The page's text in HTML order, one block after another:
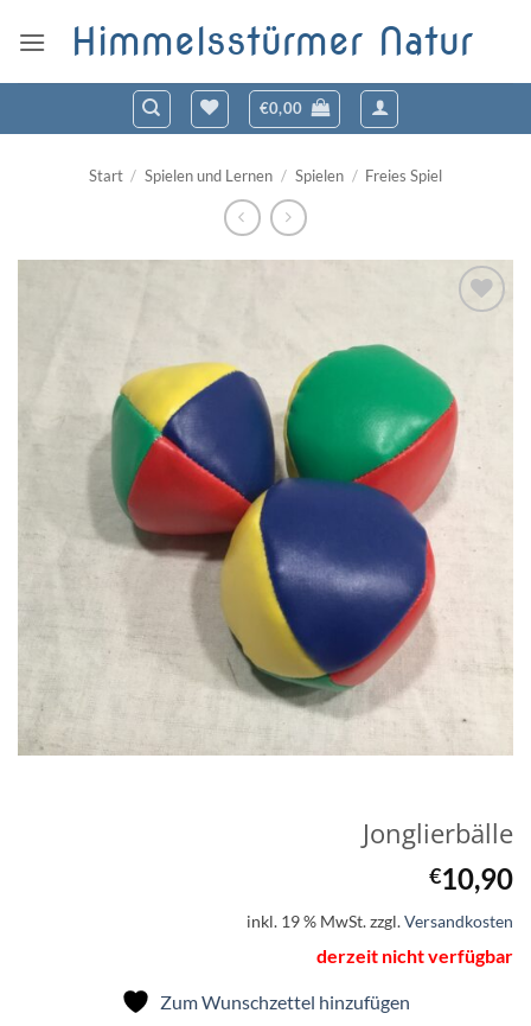
Inhalt
Himmelsstürmer Natur
€0,00
Start / Spielen und Lernen / Spielen / Freies Spiel
Wunschzettel
hinzufügen
Jonglierbälle
€10,90
inkl. 19 % MwSt.zzgl.Versandkosten
derzeit nicht verfügbar
Zum Wunschzettel hinzufügen